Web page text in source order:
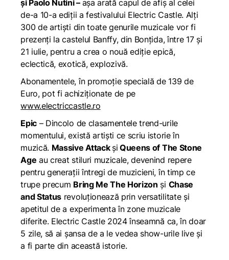
și Paolo Nutini – așa arată capul de afiș al celei
de-a 10-a ediții a festivalului Electric Castle. Alți
300 de artiști din toate genurile muzicale vor fi
prezenți la castelul Banffy, din Bonțida, între 17 și
21 iulie, pentru a crea o nouă ediție epică,
eclectică, exotică, explozivă.
Abonamentele, în promoție specială de 139 de
Euro, pot fi achiziționate de pe
www.electriccastle.ro
Epic – Dincolo de clasamentele trend-urile
momentului, există artiști ce scriu istorie în
muzică. Massive Attack și Queens of The Stone
Age au creat stiluri muzicale, devenind repere
pentru generații întregi de muzicieni, în timp ce
trupe precum Bring Me The Horizon și Chase
and Status revoluționează prin versatilitate și
apetitul de a experimenta în zone muzicale
diferite. Electric Castle 2024 înseamnă ca, în doar
5 zile, să ai șansa de a le vedea show-urile live și
a fi parte din această istorie.